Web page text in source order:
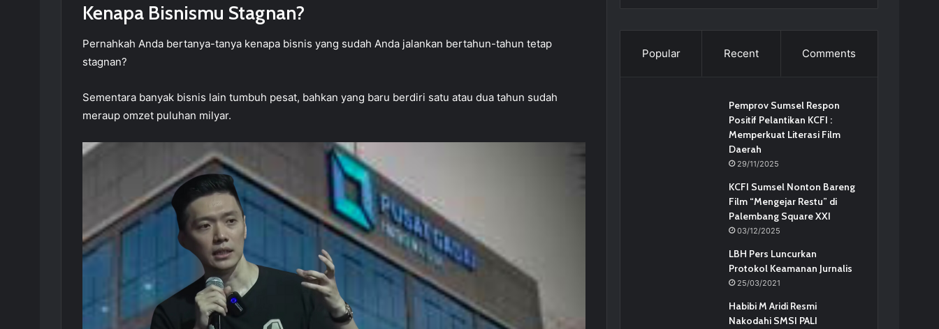
Kenapa Bisnismu Stagnan?
Pernahkah Anda bertanya-tanya kenapa bisnis yang sudah Anda jalankan bertahun-tahun tetap
stagnan?
Sementara banyak bisnis lain tumbuh pesat, bahkan yang baru berdiri satu atau dua tahun sudah
meraup omzet puluhan milyar.
Popular Recent Comments
Pemprov Sumsel Respon
Positif Pelantikan KCFI :
Memperkuat Literasi Film
Daerah
29/11/2025
KCFI Sumsel Nonton Bareng
Film “Mengejar Restu” di
Palembang Square XXI
03/12/2025
LBH Pers Luncurkan
Protokol Keamanan Jurnalis
25/03/2021
Habibi M Aridi Resmi
Nakodahi SMSI PALI